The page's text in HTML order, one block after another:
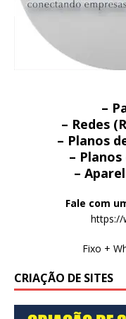
–
– Redes
– Planos
–
–
Fale com
https://
Fixo +
CRIAÇÃO DE SITES